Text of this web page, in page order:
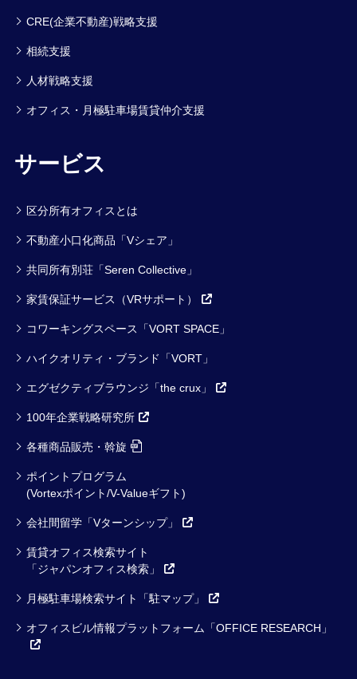
CRE(企業不動産)戦略支援
相続支援
人材戦略支援
オフィス・月極駐車場賃貸仲介支援
サービス
区分所有オフィスとは
不動産小口化商品「Vシェア」
共同所有別荘「Seren Collective」
家賃保証サービス（VRサポート）
コワーキングスペース「VORT SPACE」
ハイクオリティ・ブランド「VORT」
エグゼクティブラウンジ「the crux」
100年企業戦略研究所
各種商品販売・斡旋
ポイントプログラム
(Vortexポイント/V-Valueギフト)
会社間留学「Vターンシップ」
賃貸オフィス検索サイト
「ジャパンオフィス検索」
月極駐車場検索サイト「駐マップ」
オフィスビル情報プラットフォーム「OFFICE RESEARCH」